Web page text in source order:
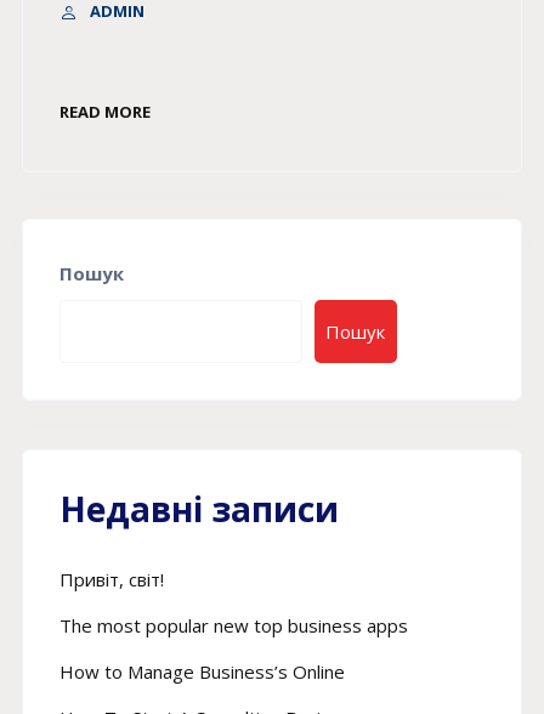
ADMIN
READ MORE
Пошук
Пошук
Недавні записи
Привіт, світ!
The most popular new top business apps
How to Manage Business’s Online